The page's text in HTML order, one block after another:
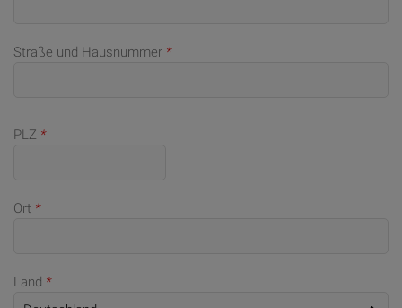
Straße und Hausnummer *
PLZ *
Ort *
Land *